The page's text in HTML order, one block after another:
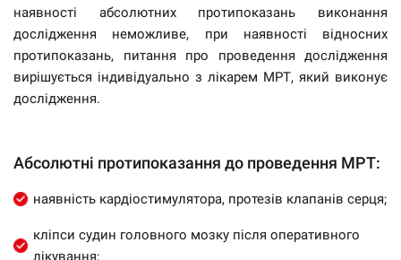
наявності абсолютних протипоказань виконання
дослідження неможливе, при наявності відносних
протипоказань, питання про проведення дослідження
вирішується індивідуально з лікарем МРТ, який виконує
дослідження.
Абсолютні протипоказання до проведення МРТ:
наявність кардіостимулятора, протезів клапанів серця;
кліпси судин головного мозку після оперативного
лікування;